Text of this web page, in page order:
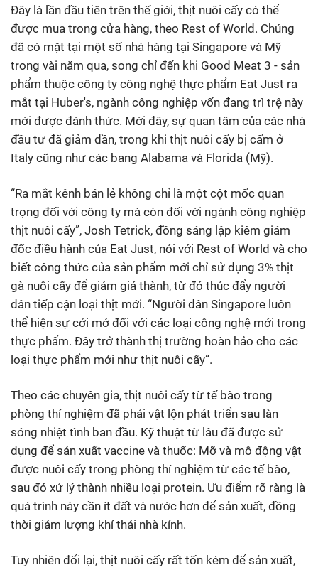
Đây là lần đầu tiên trên thế giới, thịt nuôi cấy có thể
được mua trong cửa hàng, theo Rest of World. Chúng
đã có mặt tại một số nhà hàng tại Singapore và Mỹ
trong vài năm qua, song chỉ đến khi Good Meat 3 - sản
phẩm thuộc công ty công nghệ thực phẩm Eat Just ra
mắt tại Huber's, ngành công nghiệp vốn đang trì trệ này
mới được đánh thức. Mới đây, sự quan tâm của các nhà
đầu tư đã giảm dần, trong khi thịt nuôi cấy bị cấm ở
Italy cũng như các bang Alabama và Florida (Mỹ).
“Ra mắt kênh bán lẻ không chỉ là một cột mốc quan
trọng đối với công ty mà còn đối với ngành công nghiệp
thịt nuôi cấy”, Josh Tetrick, đồng sáng lập kiêm giám
đốc điều hành của Eat Just, nói với Rest of World và cho
biết công thức của sản phẩm mới chỉ sử dụng 3% thịt
gà nuôi cấy để giảm giá thành, từ đó thúc đẩy người
dân tiếp cận loại thịt mới. “Người dân Singapore luôn
thể hiện sự cởi mở đối với các loại công nghệ mới trong
thực phẩm. Đây trở thành thị trường hoàn hảo cho các
loại thực phẩm mới như thịt nuôi cấy”.
Theo các chuyên gia, thịt nuôi cấy từ tế bào trong
phòng thí nghiệm đã phải vật lộn phát triển sau làn
sóng nhiệt tình ban đầu. Kỹ thuật từ lâu đã được sử
dụng để sản xuất vaccine và thuốc: Mỡ và mô động vật
được nuôi cấy trong phòng thí nghiệm từ các tế bào,
sau đó xử lý thành nhiều loại protein. Ưu điểm rõ ràng là
quá trình này cần ít đất và nước hơn để sản xuất, đồng
thời giảm lượng khí thải nhà kính.
Tuy nhiên đổi lại, thịt nuôi cấy rất tốn kém để sản xuất,